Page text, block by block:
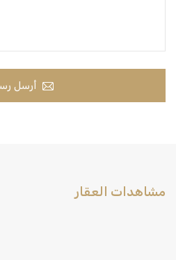
أرسل
مشاهدات العقار